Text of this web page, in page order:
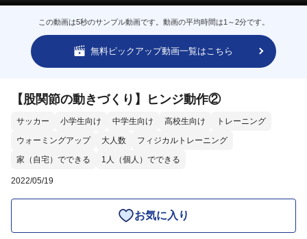
この動画は5秒のサンプル動画です。動画の平均時間は1～2分です。
無料ピックアップ動画一覧はこちら
【股関節の動きづくり】ヒンジ動作②
サッカー 小学生向け 中学生向け 高校生向け
トレーニング
ウォーミングアップ
大人数
フィジカルトレーニング
家（自宅）でできる
1人（個人）でできる
2022/05/19
お気に入り